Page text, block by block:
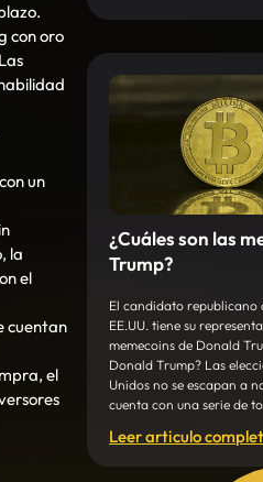
con oro
un
la
el
cuentan
el
¿Cuáles son las
Trump?
El candidato republicano
EE.UU. tiene su
memecoins de Donald
Donald Trump? Las
Unidos no se escapan a
cuenta con una serie de
Leer articulo